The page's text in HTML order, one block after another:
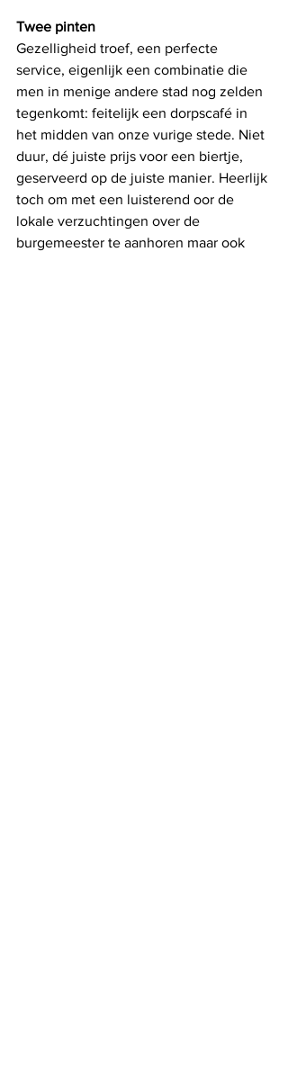
Twee pinten
Gezelligheid troef, een perfecte
service, eigenlijk een combinatie die
men in menige andere stad nog zelden
tegenkomt: feitelijk een dorpscafé in
het midden van onze vurige stede. Niet
duur, dé juiste prijs voor een biertje,
geserveerd op de juiste manier. Heerlijk
toch om met een luisterend oor de
lokale verzuchtingen over de
burgemeester te aanhoren maar ook